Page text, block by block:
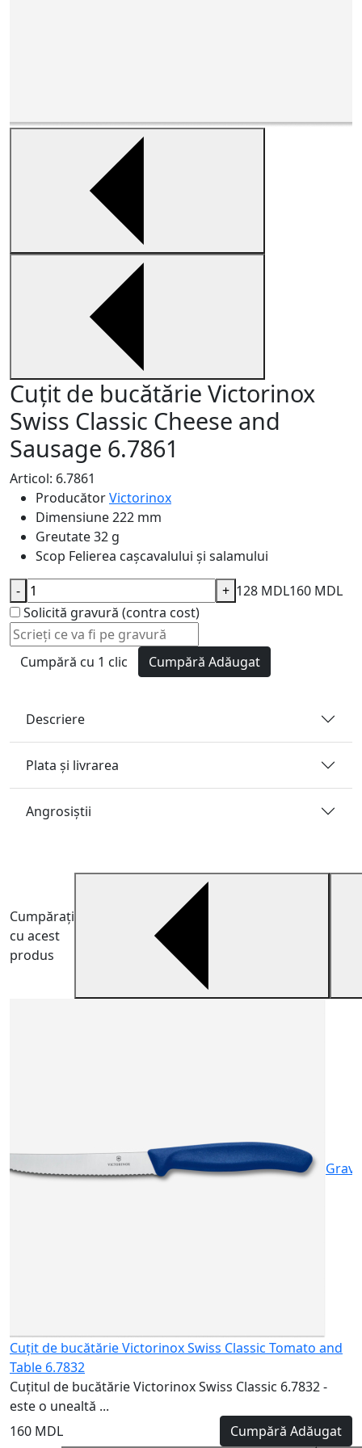
Cuțit de bucătărie Victorinox
Swiss Classic Cheese and
Sausage 6.7861
Articol: 6.7861
ProducătorVictorinox
Dimensiune222 mm
Greutate32 g
Scop Felierea cașcavalului și salamului
128 MDL160 MDL
Solicită gravură (contra cost)
- +
Cumpără cu 1 clic Cumpără Adăugat
Descriere
Plata și livrarea
Angrosiştii
Cumpărați
cu acest
produs
Cuțit de bucătărie Victorinox Swiss Classic Tomato and
Table 6.7832
Cuțitul de bucătărie Victorinox Swiss Classic 6.7832 -
este o unealtă ...
160 MDL
Cumpără Adăugat